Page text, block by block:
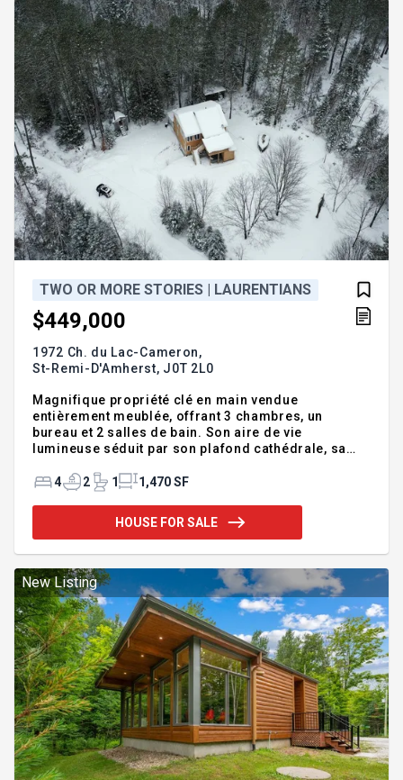
investisseur. Addendum:PERMIS CITQ - LOCATION
COURT TERME.
TWO OR MORE STORIES | LAURENTIANS
$449,000
1972 Ch. du Lac-Cameron,
St-Remi-D'Amherst, J0T 2L0
Magnifique propriété clé en main vendue
entièrement meublée, offrant 3 chambres, un
bureau et 2 salles de bain. Son aire de vie
lumineuse séduit par son plafond cathédrale, sa
et son chaleureux poêle au bois. Profitez également
sauna, d'un spa et de 2 garages intégrés. Terrain
plat, intime et boisé. Accès notarié au lac Cameron
Enregistrée auprès de la CITQ pour la location à
court terme. Centris #178
4 2 1 1,470 SF
HOUSE FOR SALE
New Listing